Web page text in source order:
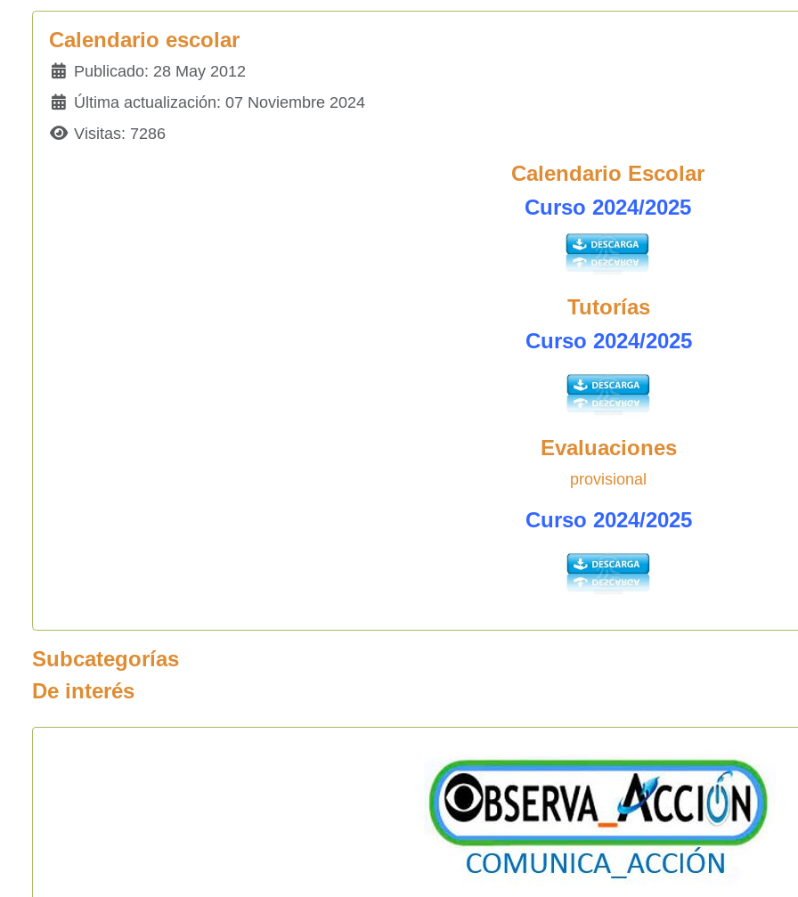
Calendario escolar
Detalles
Publicado: 28 May 2012
Última actualización: 07 Noviembre 2024
Visitas: 7286
Calendario Escolar
Curso 2024/2025
Tutorías
Curso 2024/2025
Evaluaciones
provisional
Curso 2024/2025
Subcategorías
De interés